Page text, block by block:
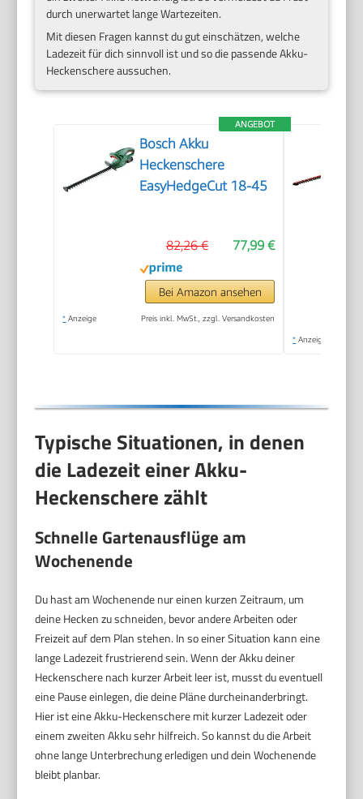
durch unerwartet lange Wartezeiten.
Mit diesen Fragen kannst du gut einschätzen, welche
Ladezeit für dich sinnvoll ist und so die passende Akku-
Heckenschere aussuchen.
ANGEBOT
Bosch Akku
Heckenschere
EasyHedgeCut 18-45
77,99 €
82,26 €
Bei Amazon ansehen
* Anzeige Preis inkl. MwSt., zzgl. Versandkosten
* Anzeige
Typische Situationen, in denen
die Ladezeit einer Akku-
Heckenschere zählt
Schnelle Gartenausflüge am
Wochenende
Du hast am Wochenende nur einen kurzen Zeitraum, um
deine Hecken zu schneiden, bevor andere Arbeiten oder
Freizeit auf dem Plan stehen. In so einer Situation kann eine
lange Ladezeit frustrierend sein. Wenn der Akku deiner
Heckenschere nach kurzer Arbeit leer ist, musst du eventuell
eine Pause einlegen, die deine Pläne durcheinanderbringt.
Hier ist eine Akku-Heckenschere mit kurzer Ladezeit oder
einem zweiten Akku sehr hilfreich. So kannst du die Arbeit
ohne lange Unterbrechung erledigen und dein Wochenende
bleibt planbar.